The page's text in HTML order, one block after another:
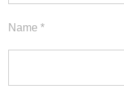
Name *